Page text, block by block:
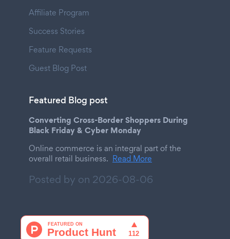
Affiliate Program
Success Stories
Feature Requests
Guest Blog Post
Featured Blog post
Converting Cross-Border Shoppers During
Black Friday & Cyber Monday
Online commerce is an integral part of the
overall retail business. Read More
Posted by on 2026-08-06